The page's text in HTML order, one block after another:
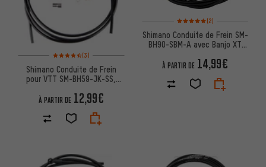
Note moyenne : 4,5 sur 5 d'après 3 avis
(3)
Shimano Conduite de Frein
pour VTT SM-BH59-JK-SS,
À PARTIR DE 12,99€
Note moyenne : 5 sur 5
(2)
Shimano Conduite de Frein SM-
BH90-SBM-A avec Banjo XT
À PARTIR DE 14,99€